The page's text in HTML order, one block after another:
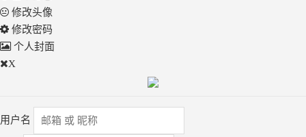
修改头像
修改密码
个人封面
X
用户名